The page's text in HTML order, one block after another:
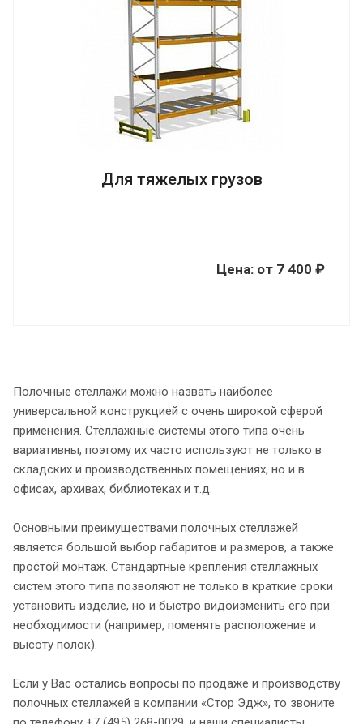
Для тяжелых грузов
Цена: от 7 400 ₽
Полочные стеллажи можно назвать наиболее
универсальной конструкцией с очень широкой сферой
применения. Стеллажные системы этого типа очень
вариативны, поэтому их часто используют не только в
складских и производственных помещениях, но и в
офисах, архивах, библиотеках и т.д.
Основными преимуществами полочных стеллажей
является большой выбор габаритов и размеров, а также
простой монтаж. Стандартные крепления стеллажных
систем этого типа позволяют не только в краткие сроки
установить изделие, но и быстро видоизменить его при
необходимости (например, поменять расположение и
высоту полок).
Если у Вас остались вопросы по продаже и производству
полочных стеллажей в компании «Стор Эдж», то звоните